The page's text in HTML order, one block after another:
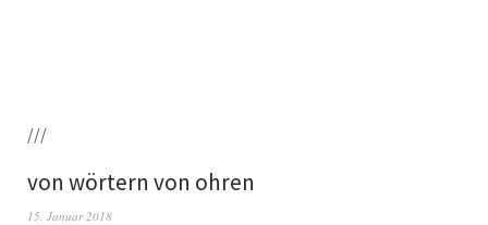
///
von wörtern von ohren
15. Januar 2018